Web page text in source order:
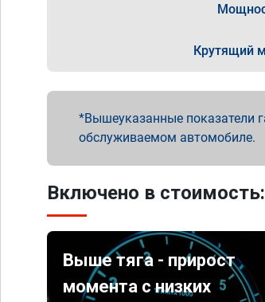
Крутящий
Вышеуказанные показатели
обслуживаемом автомобиле.
Включено в стоимость:
Выше тяга - прирост
момента с низких